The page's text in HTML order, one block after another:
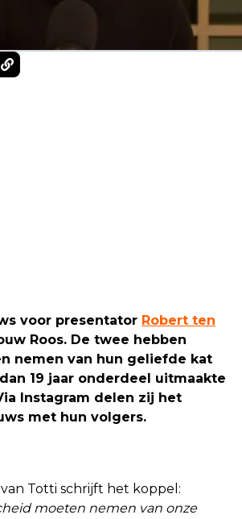
voor presentator Robert ten
Roos. De twee hebben
nemen van hun geliefde kat
19 jaar onderdeel uitmaakte
Instagram delen zij het
met hun volgers.
Totti schrijft het koppel:
moeten nemen van onze